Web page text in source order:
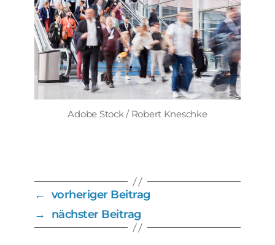
Adobe Stock / Robert Kneschke
← vorheriger Beitrag
→
nächster Beitrag